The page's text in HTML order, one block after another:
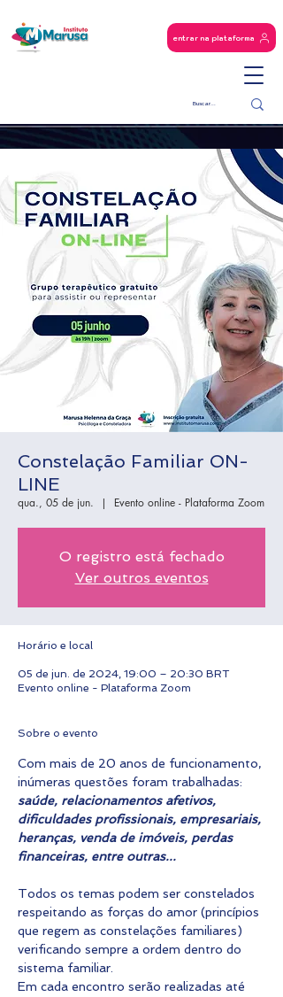
entrar na plataforma
Constelação Familiar ON-
LINE
qua., 05 de jun.
  |
Evento online - Plataforma Zoom
O registro está fechado
Ver outros eventos
Horário e local
05 de jun. de 2024, 19:00 – 20:30 BRT
Evento online - Plataforma Zoom
Sobre o evento
Com mais de 20 anos de funcionamento,
inúmeras questões foram trabalhadas:
saúde, relacionamentos afetivos,
dificuldades profissionais, empresariais,
heranças, venda de imóveis, perdas
financeiras, entre outras...
Todos os temas podem ser constelados
respeitando as forças do amor (princípios
que regem as constelações familiares)
verificando sempre a ordem dentro do
sistema familiar.
Em cada encontro serão realizadas até